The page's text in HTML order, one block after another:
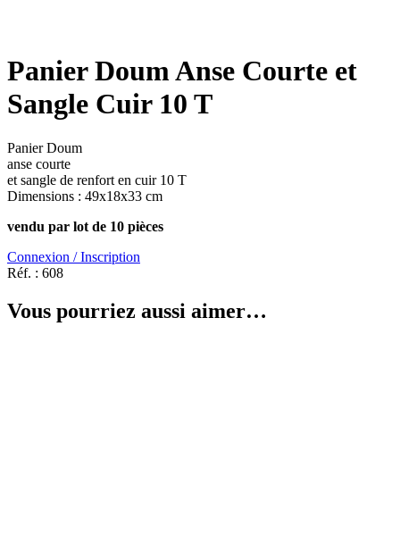
Panier Doum Anse Courte et
Sangle Cuir 10 T
Panier Doum
anse courte
et sangle de renfort en cuir 10 T
Dimensions : 49x18x33 cm
vendu par lot de 10 pièces
Connexion / Inscription
Réf. : 608
Vous pourriez aussi aimer…